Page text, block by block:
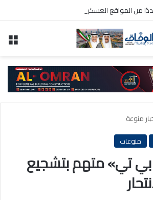
منوعة
منوعات
تي» متهم بتشجيع